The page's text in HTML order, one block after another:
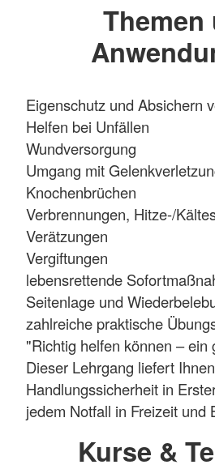
Themen
Eigenschutz und Absichern
Helfen bei Unfällen
Wundversorgung
Umgang mit
Knochenbrüchen
Verbrennungen, Hitze-/
Verätzungen
Vergiftungen
lebensrettende
Seitenlage und
zahlreiche praktische
"Richtig helfen können – ein
Dieser Lehrgang liefert
Handlungssicherheit in
jedem Notfall in Freizeit und
Kurse &